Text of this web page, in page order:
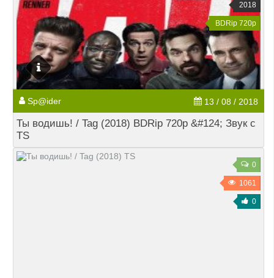
2018
BDRip 720p
Sp@ider 13 / 08 / 2018
Ты водишь! / Tag (2018) BDRip 720p &#124; Звук с
TS
0
1061
0